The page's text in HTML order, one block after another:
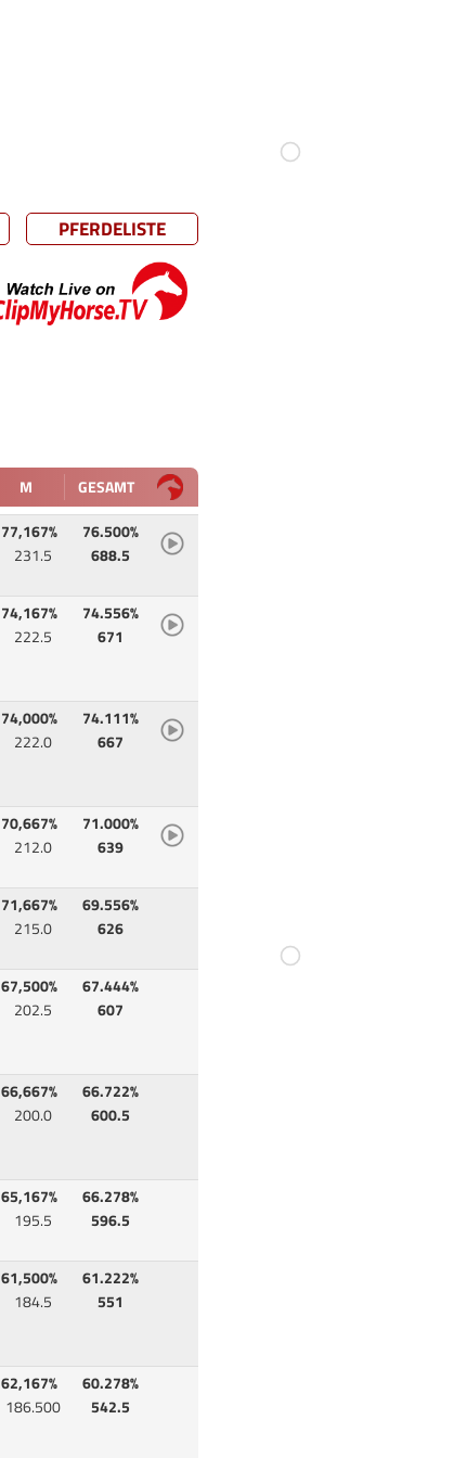
PFERDELISTE
M
GESAMT
77,167%
231.5
76.500%
688.5
74,167%
222.5
74.556%
671
74,000%
222.0
74.111%
667
70,667%
212.0
71.000%
639
71,667%
215.0
69.556%
626
67,500%
202.5
67.444%
607
66,667%
200.0
66.722%
600.5
65,167%
195.5
66.278%
596.5
61,500%
184.5
61.222%
551
62,167%
186.500
60.278%
542.5